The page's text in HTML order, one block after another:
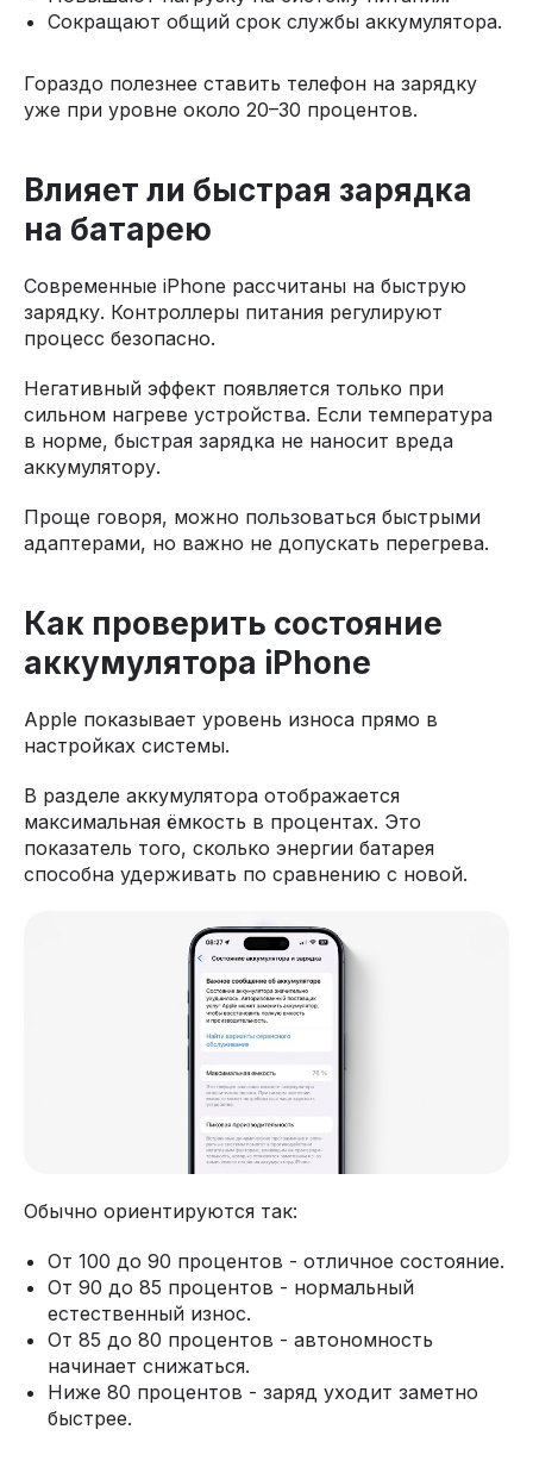
Сокращают общий срок службы аккумулятора.
Гораздо полезнее ставить телефон на зарядку
уже при уровне около 20–30 процентов.
Влияет ли быстрая зарядка
на батарею
Современные iPhone рассчитаны на быструю
зарядку. Контроллеры питания регулируют
процесс безопасно.
Негативный эффект появляется только при
сильном нагреве устройства. Если температура
в норме, быстрая зарядка не наносит вреда
аккумулятору.
Проще говоря, можно пользоваться быстрыми
адаптерами, но важно не допускать перегрева.
Как проверить состояние
аккумулятора iPhone
Apple показывает уровень износа прямо в
настройках системы.
В разделе аккумулятора отображается
максимальная ёмкость в процентах. Это
показатель того, сколько энергии батарея
способна удерживать по сравнению с новой.
Обычно ориентируются так:
От 100 до 90 процентов - отличное состояние.
От 90 до 85 процентов - нормальный
естественный износ.
От 85 до 80 процентов - автономность
начинает снижаться.
Ниже 80 процентов - заряд уходит заметно
быстрее.